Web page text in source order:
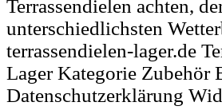
Terrassendielen achten,
unterschiedlichsten
terrassendielen-lager.de
Lager Kategorie Zubehör
Datenschutzerklärung